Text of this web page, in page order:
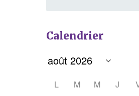
Calendrier
L M M J